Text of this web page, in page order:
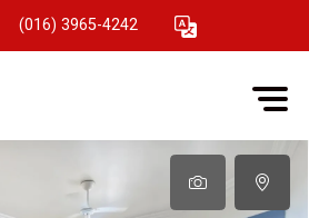
(016) 3965-4242